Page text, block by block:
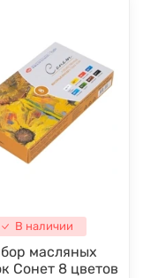
В наличии
масляных
Сонет 8 цветов